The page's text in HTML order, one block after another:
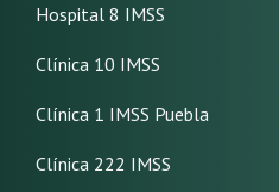
Hospital 8 IMSS
Clínica 10 IMSS
Clínica 1 IMSS Puebla
Clínica 222 IMSS